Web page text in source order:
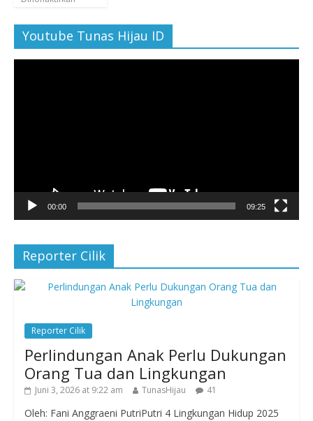
Youtube Tunas Hijau ID
00:00 09:25
Reporter Cilik
Reporter Cilik
Perlindungan Anak Perlu Dukungan
Orang Tua dan Lingkungan
Juni 3, 2026 at 9:22 am TunasHijau 41
Oleh: Fani Anggraeni PutriPutri 4 Lingkungan Hidup 2025